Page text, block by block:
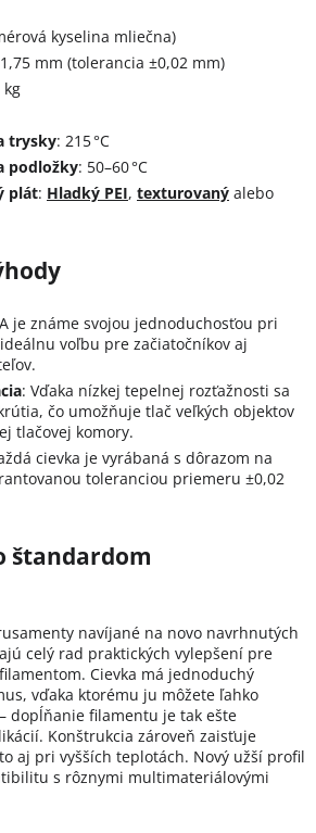
kyselina mliečna)
1,75 mm (tolerancia ±0,02 mm)
kg
trysky: 215 °C
podložky: 50–60 °C
plát: Hladký PEI, texturovaný alebo
je známe svojou jednoduchosťou pri
voľbu pre začiatočníkov aj
: Vďaka nízkej tepelnej rozťažnosti sa
čo umožňuje tlač veľkých objektov
tlačovej komory.
cievka je vyrábaná s dôrazom na
toleranciou priemeru ±0,02
štandardom
navíjané na novo navrhnutých
celý rad praktických vylepšení pre
Cievka má jednoduchý
vďaka ktorému ju môžete ľahko
dopĺňanie filamentu je tak ešte
Konštrukcia zároveň zaisťuje
aj pri vyšších teplotách. Nový užší profil
s rôznymi multimateriálovými